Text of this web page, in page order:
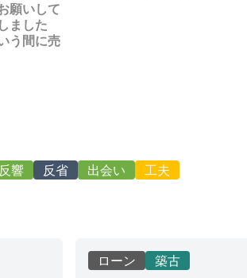
願いして
ました
う間に売
反響 反省 出会い 工夫
ローン 築古